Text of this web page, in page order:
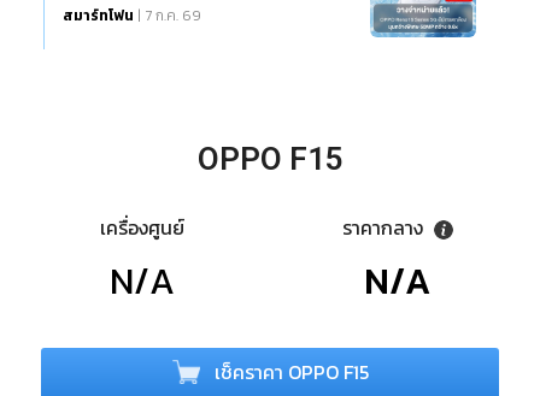
สมาร์ทโฟน | 7 ก.ค. 69
OPPO F15
เครื่องศูนย์
N/A
ราคากลาง
N/A
เช็คราคา OPPO F15